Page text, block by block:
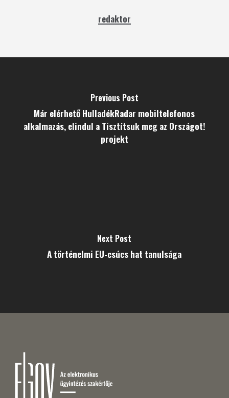
redaktor
Previous Post
Már elérhető HulladékRadar mobiltelefonos
alkalmazás, elindul a Tisztítsuk meg az Országot!
projekt
Next Post
A történelmi EU-csúcs hat tanulsága